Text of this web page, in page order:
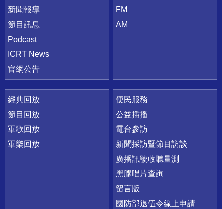
新聞報導
節目訊息
Podcast
ICRT News
官網公告
FM
AM
經典回放
節目回放
軍歌回放
軍樂回放
便民服務
公益插播
電台參訪
新聞採訪暨節目訪談
廣播訊號收聽量測
黑膠唱片查詢
留言版
國防部退伍令線上申請